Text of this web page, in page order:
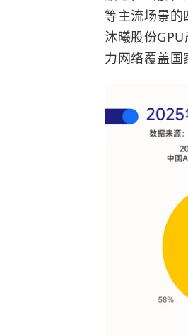
等主流场景的
沐曦股份
力网络覆盖国